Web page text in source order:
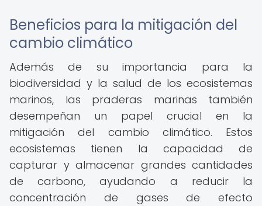
Beneficios para la mitigación del
cambio climático
Además de su importancia para la
biodiversidad y la salud de los ecosistemas
marinos, las praderas marinas también
desempeñan un papel crucial en la
mitigación del cambio climático. Estos
ecosistemas tienen la capacidad de
capturar y almacenar grandes cantidades
de carbono, ayudando a reducir la
concentración de gases de efecto